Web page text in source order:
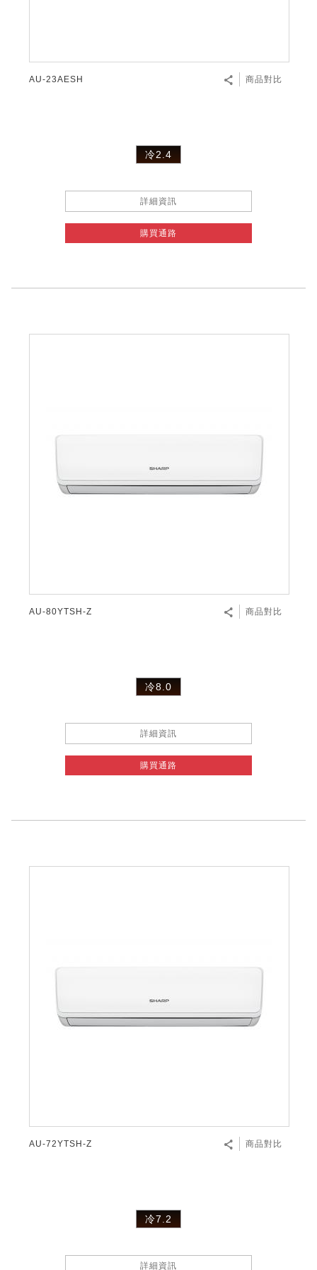
AU-23AESH 商品對比
冷2.4
詳細資訊
購買通路
AU-80YTSH-Z 商品對比
冷8.0
詳細資訊
購買通路
AU-72YTSH-Z 商品對比
冷7.2
詳細資訊